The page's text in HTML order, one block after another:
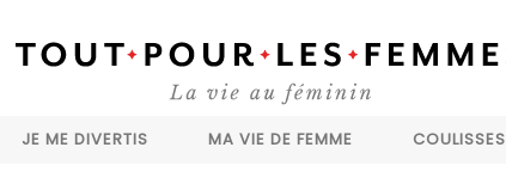
JE ME DIVERTIS MA VIE DE FEMME COULISSES